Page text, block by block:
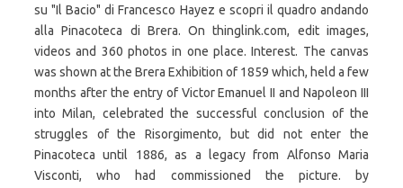
su "Il Bacio" di Francesco Hayez e scopri il quadro andando
alla Pinacoteca di Brera. On thinglink.com, edit images,
videos and 360 photos in one place. Interest. The canvas
was shown at the Brera Exhibition of 1859 which, held a few
months after the entry of Victor Emanuel II and Napoleon III
into Milan, celebrated the successful conclusion of the
struggles of the Risorgimento, but did not enter the
Pinacoteca until 1886, as a legacy from Alfonso Maria
Visconti, who had commissioned the picture. by